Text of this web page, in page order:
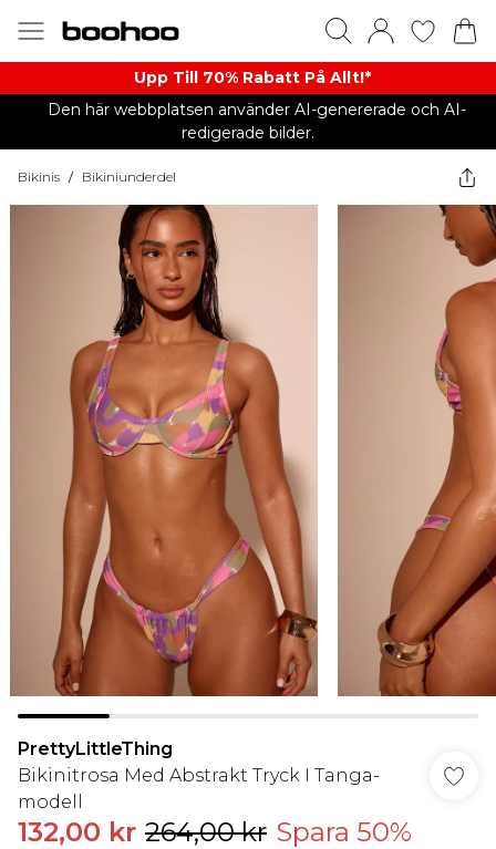
Upp Till 70% Rabatt På Allt!*
Den här webbplatsen använder AI-genererade och AI-
redigerade bilder.
Bikinis / Bikiniunderdel
PrettyLittleThing
Bikinitrosa Med Abstrakt Tryck I Tanga-
modell
132,00 kr 264,00 kr Spara 50%